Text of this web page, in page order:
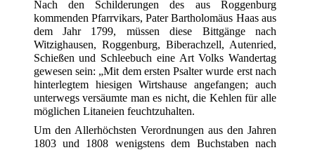
Nach den Schilderungen des aus Roggenburg
kommenden Pfarrvikars, Pater Bartholomäus Haas aus
dem Jahr 1799, müssen diese Bittgänge nach
Witzighausen, Roggenburg, Biberachzell, Autenried,
Schießen und Schleebuch eine Art Volks Wandertag
gewesen sein: „Mit dem ersten Psalter wurde erst nach
hinterlegtem hiesigen Wirtshause angefangen; auch
unterwegs versäumte man es nicht, die Kehlen für alle
möglichen Litaneien feuchtzuhalten.
Um den Allerhöchsten Verordnungen aus den Jahren
1803 und 1808 wenigstens dem Buchstaben nach